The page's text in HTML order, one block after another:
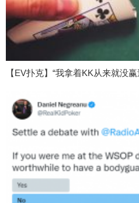
【EV扑克】“我拿着KK从来就没赢